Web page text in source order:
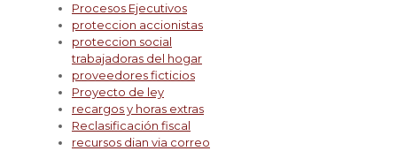
Procesos Ejecutivos
proteccion accionistas
proteccion social
trabajadoras del hogar
proveedores ficticios
Proyecto de ley
recargos y horas extras
Reclasificación fiscal
recursos dian via correo